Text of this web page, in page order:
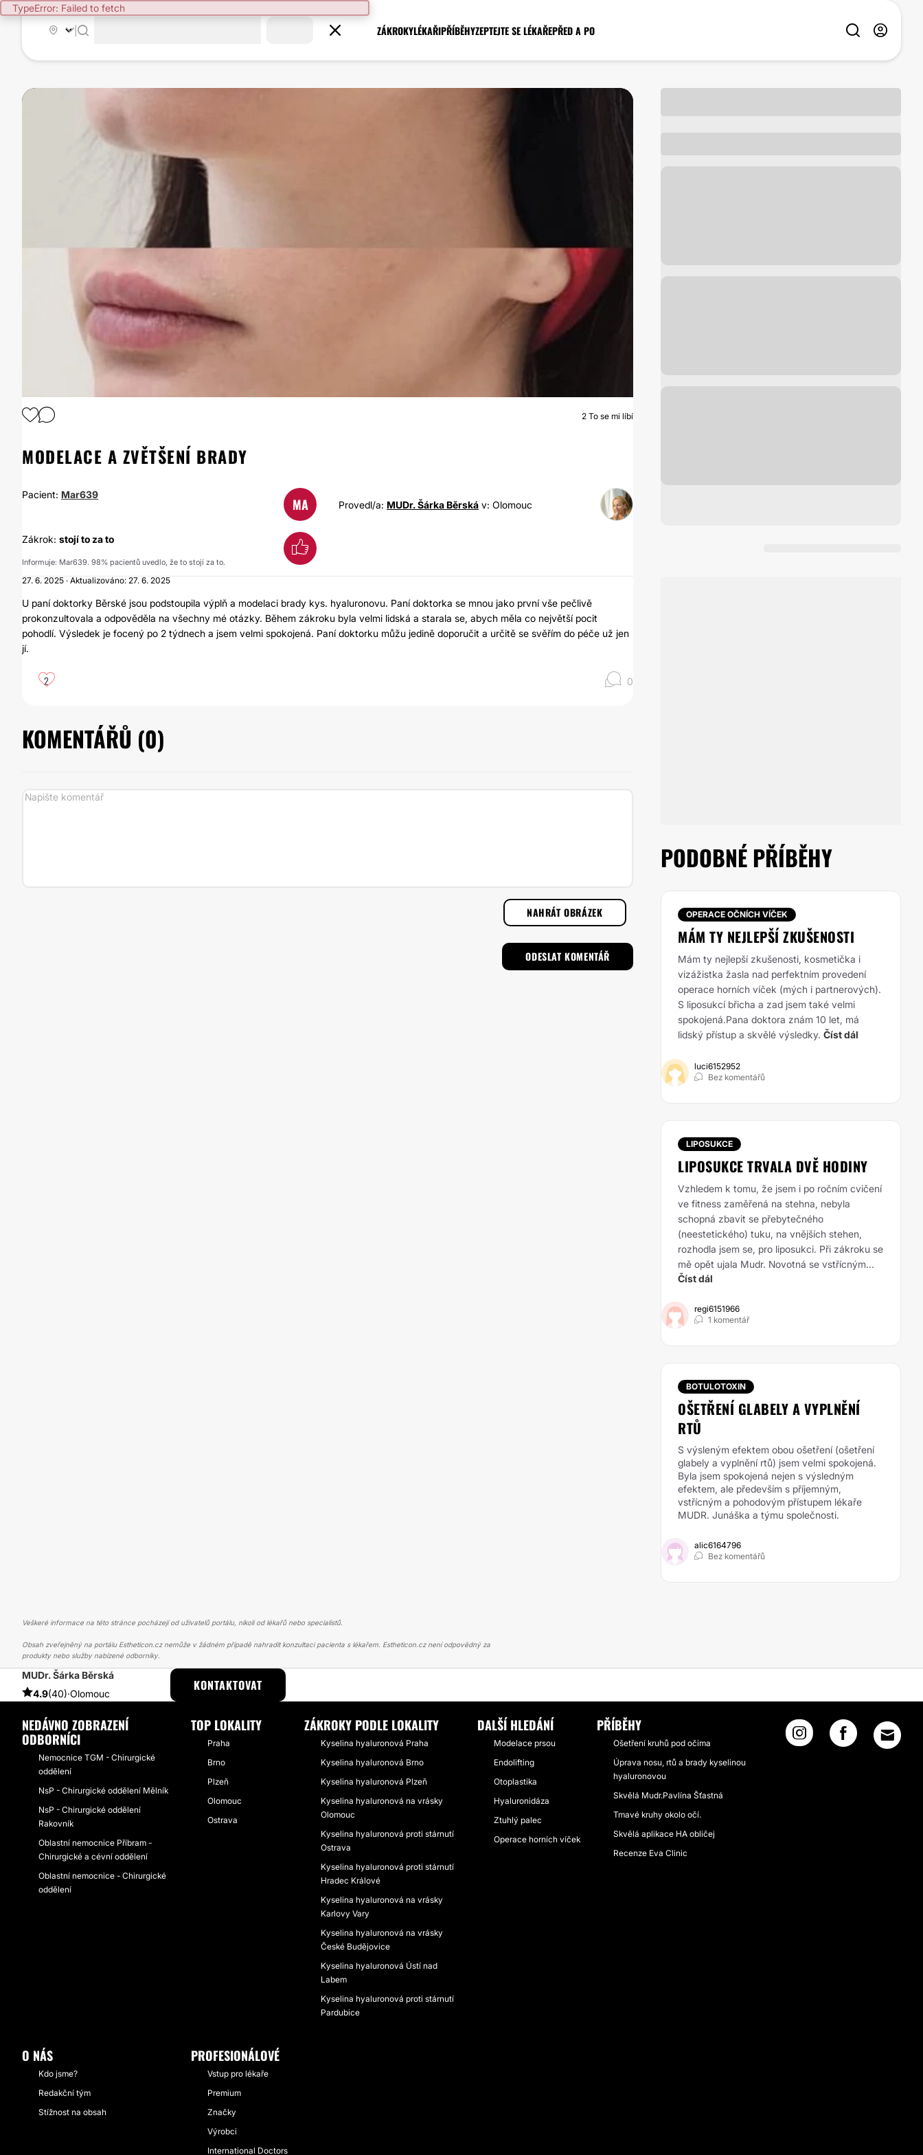
TypeError: Failed to fetch
ZÁKROKYLÉKAŘIPŘÍBĚHYZEPTEJTE SE LÉKAŘEPŘED A PO
KYSELINA HYALURONOVÁ
2 To se mi líbí
MODELACE A ZVĚTŠENÍ BRADY
Pacient: Mar639
MA Provedl/a: MUDr. Šárka Běrská v: Olomouc
Zákrok: stojí to za to
Informuje: Mar639. 98% pacientů uvedlo, že to stojí za to.
27. 6. 2025 · Aktualizováno: 27. 6. 2025
U paní doktorky Běrské jsou podstoupila výplň a modelaci brady kys. hyaluronovu. Paní doktorka se mnou jako první vše pečlivě
prokonzultovala a odpověděla na všechny mé otázky. Během zákroku byla velmi lidská a starala se, abych měla co největší pocit
pohodlí. Výsledek je focený po 2 týdnech a jsem velmi spokojená. Paní doktorku můžu jedině doporučit a určitě se svěřím do péče už jen
jí.
2 0
KOMENTÁŘŮ (0)
NAHRÁT OBRÁZEK
PODOBNÉ PŘÍBĚHY
OPERACE OČNÍCH VÍČEK
MÁM TY NEJLEPŠÍ ZKUŠENOSTI
Mám ty nejlepší zkušenosti, kosmetička i
vizážistka žasla nad perfektním provedení
operace horních víček (mých i partnerových).
S liposukcí břicha a zad jsem také velmi
spokojená.Pana doktora znám 10 let, má
lidský přístup a skvělé výsledky. Číst dál
luci6152952
Bez komentářů
LIPOSUKCE
LIPOSUKCE TRVALA DVĚ HODINY
Vzhledem k tomu, že jsem i po ročním cvičení
ve fitness zaměřená na stehna, nebyla
schopná zbavit se přebytečného
(neestetického) tuku, na vnějších stehen,
rozhodla jsem se, pro liposukci. Při zákroku se
mě opět ujala Mudr. Novotná se vstřícným...
Číst dál
regi6151966
1 komentář
BOTULOTOXIN
OŠETŘENÍ GLABELY A VYPLNĚNÍ
RTŮ
S výsleným efektem obou ošetření (ošetření
glabely a vyplnění rtů) jsem velmi spokojená.
Byla jsem spokojená nejen s výsledným
efektem, ale především s příjemným,
vstřícným a pohodovým přístupem lékaře
MUDR. Junáška a týmu společnosti.
alic6164796
Bez komentářů
Veškeré informace na této stránce pocházejí od uživatelů portálu, nikoli od lékařů nebo specialistů.
Obsah zveřejněný na portálu Estheticon.cz nemůže v žádném případě nahradit konzultaci pacienta s lékařem. Estheticon.cz není odpovědný za
produkty nebo služby nabízené odborníky.
MUDr. Šárka Běrská
4.9(40)·Olomouc
KONTAKTOVAT
ESTHETICON PŘÍBĚHY PŘÍBĚHY TÝKAJÍCÍ SE ZÁKROKU KYSELINA HYALURONOVÁ
NEDÁVNO ZOBRAZENÍ
ODBORNÍCI
Nemocnice TGM - Chirurgické
oddělení
NsP - Chirurgické oddělení Mělník
NsP - Chirurgické oddělení
Rakovník
Oblastní nemocnice Příbram -
Chirurgické a cévní oddělení
Oblastní nemocnice - Chirurgické
oddělení
TOP LOKALITY
Praha
Brno
Plzeň
Olomouc
Ostrava
ZÁKROKY PODLE LOKALITY
Kyselina hyaluronová Praha
Kyselina hyaluronová Brno
Kyselina hyaluronová Plzeň
Kyselina hyaluronová na vrásky
Olomouc
Kyselina hyaluronová proti stárnutí
Ostrava
Kyselina hyaluronová proti stárnutí
Hradec Králové
Kyselina hyaluronová na vrásky
Karlovy Vary
Kyselina hyaluronová na vrásky
České Budějovice
Kyselina hyaluronová Ústí nad
Labem
Kyselina hyaluronová proti stárnutí
Pardubice
DALŠÍ HLEDÁNÍ
Modelace prsou
Endolifting
Otoplastika
Hyaluronidáza
Ztuhlý palec
Operace horních víček
PŘÍBĚHY
Ošetření kruhů pod očima
Úprava nosu, rtů a brady kyselinou
hyaluronovou
Skvělá Mudr.Pavlína Šťastná
Tmavé kruhy okolo očí.
Skvělá aplikace HA obličej
Recenze Eva Clinic
O NÁS
Kdo jsme?
Redakční tým
Stížnost na obsah
PROFESIONÁLOVÉ
Vstup pro lékaře
Premium
Značky
Výrobci
International Doctors